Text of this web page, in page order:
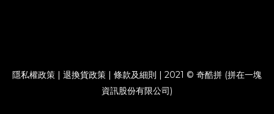
隱私權政策 | 退換貨政策 | 條款及細則 | 2021 © 奇酷拼 (拼在一塊
資訊股份有限公司)